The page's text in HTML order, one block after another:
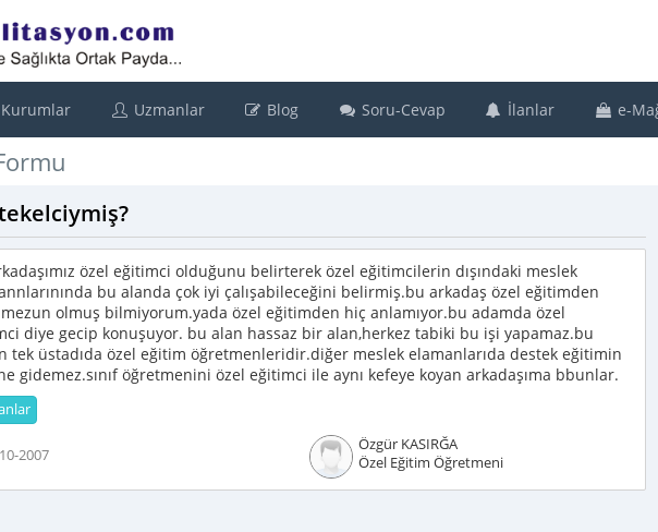
Kurumlar Uzmanlar Blog Soru-Cevap İlanlar e-
özel eğitimci olduğunu belirterek özel eğitimcilerin dışındaki meslek
bu alanda çok iyi çalışabileceğini belirmiş.bu arkadaş özel eğitimden
mezun olmuş bilmiyorum.yada özel eğitimden hiç anlamıyor.bu adamda özel
diye gecip konuşuyor. bu alan hassaz bir alan,herkez tabiki bu işi yapamaz.bu
tek üstadıda özel eğitim öğretmenleridir.diğer meslek elamanlarıda destek eğitimin
gidemez.sınıf öğretmenini özel eğitimci ile aynı kefeye koyan arkadaşıma bbunlar.
2007
Özgür KASIRĞA
Özel Eğitim Öğretmeni